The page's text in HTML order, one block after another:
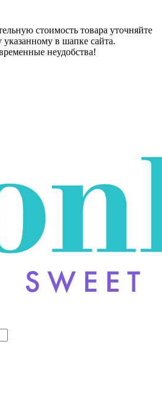
стоимость товара уточняйте
в шапке сайта.
неудобства!